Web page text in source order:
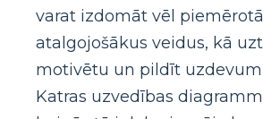
varat izdomāt vēl
atalgojošākus veidus, kā
motivētu un pildīt
Katras uzvedības